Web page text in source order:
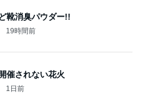
靴消臭パウダー!!
19時間前
催されない花火
1日前